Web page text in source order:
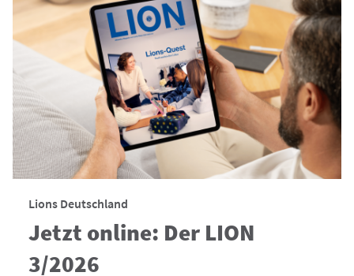
Lions Deutschland
Jetzt online: Der LION
3/2026